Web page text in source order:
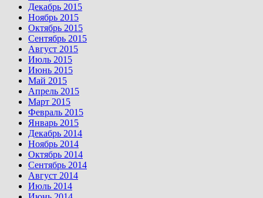
Декабрь 2015
Ноябрь 2015
Октябрь 2015
Сентябрь 2015
Август 2015
Июль 2015
Июнь 2015
Май 2015
Апрель 2015
Март 2015
Февраль 2015
Январь 2015
Декабрь 2014
Ноябрь 2014
Октябрь 2014
Сентябрь 2014
Август 2014
Июль 2014